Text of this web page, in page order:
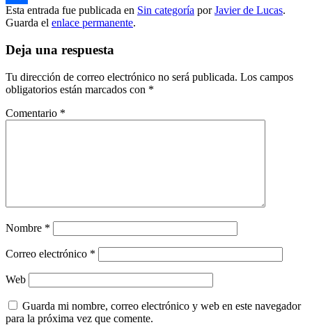
Compartir
Esta entrada fue publicada en Sin categoría porJavier de Lucas.
Guarda el enlace permanente.
Deja una respuesta
Tu dirección de correo electrónico no será publicada. Los campos
obligatorios están marcados con *
Comentario *
Nombre *
Correo electrónico *
Web
Guarda mi nombre, correo electrónico y web en este navegador
para la próxima vez que comente.